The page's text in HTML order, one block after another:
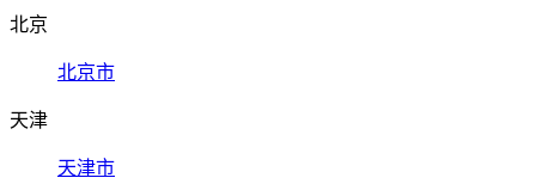
北京
北京市
天津
天津市